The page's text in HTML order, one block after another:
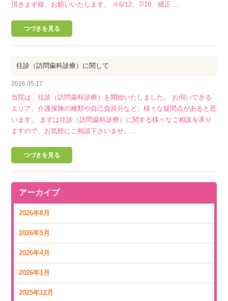
頂きます様、お願いいたします。 ※6/12、7/10 矯正 ...
つづきを見る
往診（訪問歯科診療）に関して
2016.05.17
当院は、往診（訪問歯科診療）を開始いたしました。 お伺いできる
エリア、介護保険の種類や自己負担分など、様々な疑問点があると思
います。 まずは往診（訪問歯科診療）に関する様々なご相談を承り
ますので、お気軽にご相談下さいませ。...
つづきを見る
アーカイブ
2026年8月
2026年5月
2026年4月
2026年1月
2025年12月